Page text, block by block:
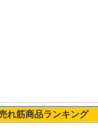
れ筋商品ランキング